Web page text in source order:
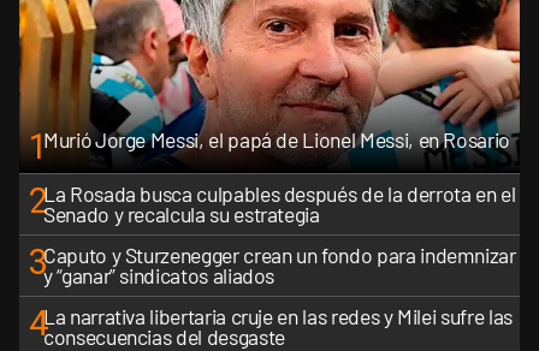
1Murió Jorge Messi, el papá de Lionel Messi, en Rosario
2La Rosada busca culpables después de la derrota en el
Senado y recalcula su estrategia
3Caputo y Sturzenegger crean un fondo para indemnizar
y “ganar” sindicatos aliados
4La narrativa libertaria cruje en las redes y Milei sufre las
consecuencias del desgaste